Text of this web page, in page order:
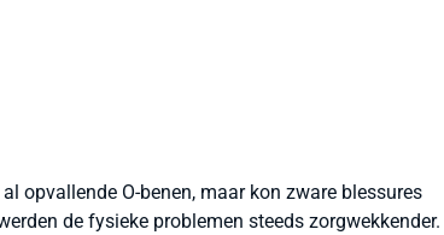
opvallende O-benen, maar kon zware blessures
de fysieke problemen steeds zorgwekkender.